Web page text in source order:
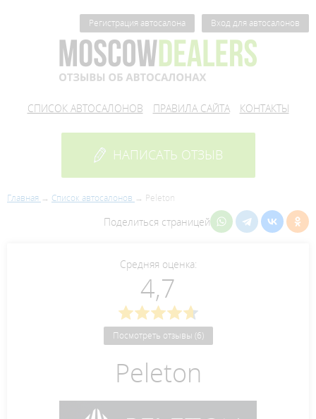
Регистрация автосалона Вход для автосалонов
СПИСОК АВТОСАЛОНОВ ПРАВИЛА САЙТА КОНТАКТЫ
НАПИСАТЬ ОТЗЫВ
Главная Список автосалонов Peleton
Поделиться страницей
Средняя оценка:
4,7
Посмотреть отзывы (6)
Peleton